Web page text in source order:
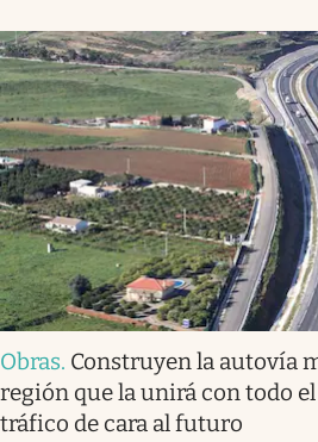
Obras. Construyen la autovía
región que la unirá con todo
tráfico de cara al futuro